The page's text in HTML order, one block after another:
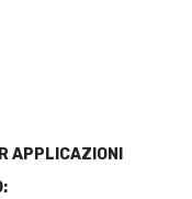
APPLICAZIONI